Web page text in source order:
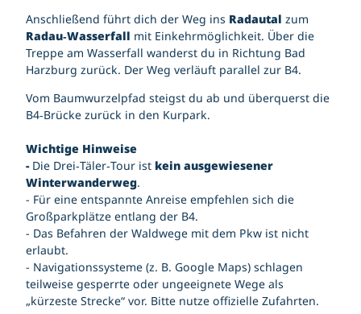
Anschließend führt dich der Weg ins Radautal zum
Radau‑Wasserfall mit Einkehrmöglichkeit. Über die
Treppe am Wasserfall wanderst du in Richtung Bad
Harzburg zurück. Der Weg verläuft parallel zur B4.
Vom Baumwurzelpfad steigst du ab und überquerst die
B4‑Brücke zurück in den Kurpark.
Wichtige Hinweise
- Die Drei‑Täler‑Tour ist kein ausgewiesener
Winterwanderweg.
- Für eine entspannte Anreise empfehlen sich die
Großparkplätze entlang der B4.
- Das Befahren der Waldwege mit dem Pkw ist nicht
erlaubt.
- Navigationssysteme (z. B. Google Maps) schlagen
teilweise gesperrte oder ungeeignete Wege als
„kürzeste Strecke“ vor. Bitte nutze offizielle Zufahrten.